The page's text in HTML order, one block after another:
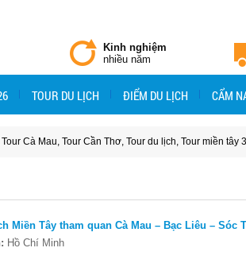
Kinh nghiệm
nhiều năm
TOUR DU LỊCH ĐIỂM DU LỊCH CẨM
Tour Cà Mau, Tour Cần Thơ, Tour du lịch, Tour miền tây
Miền Tây tham quan Cà Mau – Bạc Liêu – Sóc
Hồ Chí Minh